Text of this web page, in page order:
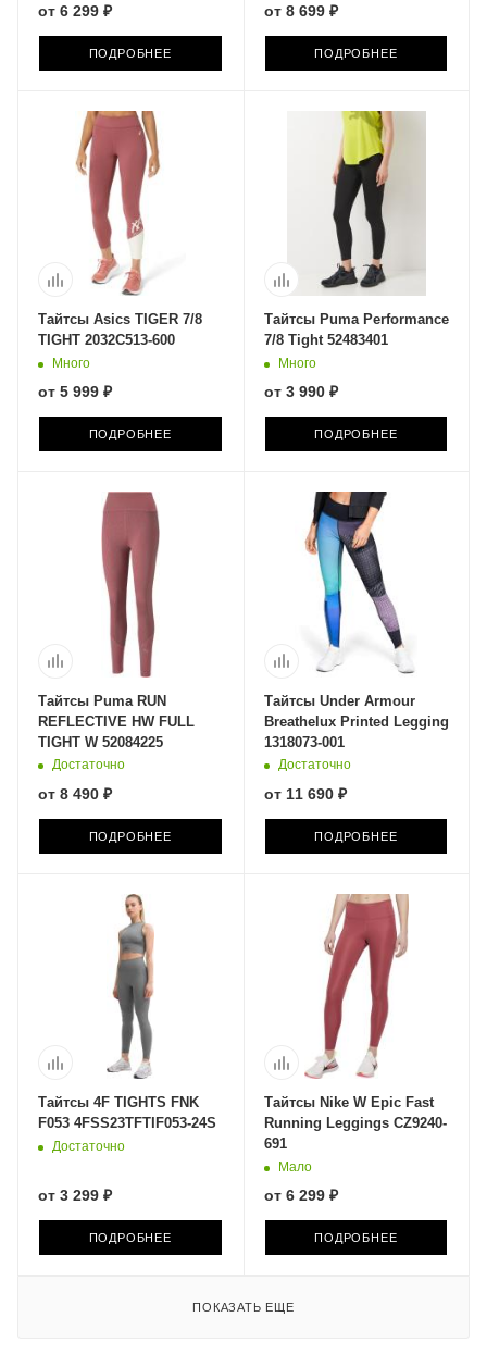
от 6 299 ₽
ПОДРОБНЕЕ
от 8 699 ₽
ПОДРОБНЕЕ
Тайтсы Asics TIGER 7/8
TIGHT 2032C513-600
Много
от 5 999 ₽
ПОДРОБНЕЕ
Тайтсы Puma Performance
7/8 Tight 52483401
Много
от 3 990 ₽
ПОДРОБНЕЕ
Тайтсы Puma RUN
REFLECTIVE HW FULL
TIGHT W 52084225
Достаточно
от 8 490 ₽
ПОДРОБНЕЕ
Тайтсы Under Armour
Breathelux Printed Legging
1318073-001
Достаточно
от 11 690 ₽
ПОДРОБНЕЕ
Тайтсы 4F TIGHTS FNK
F053 4FSS23TFTIF053-24S
Достаточно
от 3 299 ₽
ПОДРОБНЕЕ
Тайтсы Nike W Epic Fast
Running Leggings CZ9240-
691
Мало
от 6 299 ₽
ПОДРОБНЕЕ
ПОКАЗАТЬ ЕЩЕ